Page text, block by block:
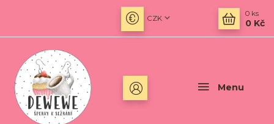
Menu
CZK
0 ks
0 Kč